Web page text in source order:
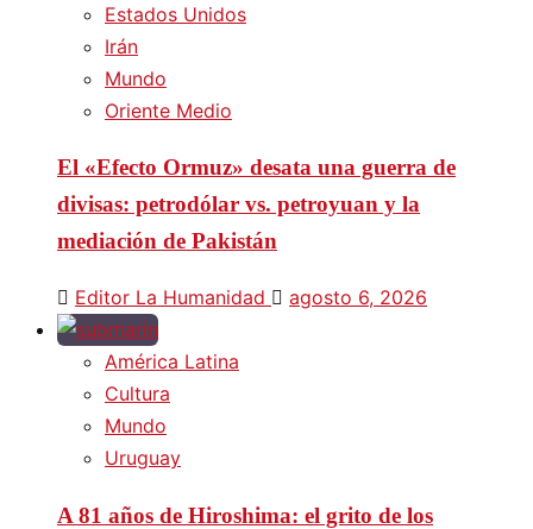
Estados Unidos
Irán
Mundo
Oriente Medio
El «Efecto Ormuz» desata una guerra de
divisas: petrodólar vs. petroyuan y la
mediación de Pakistán
Editor La Humanidad agosto 6, 2026
América Latina
Cultura
Mundo
Uruguay
A 81 años de Hiroshima: el grito de los